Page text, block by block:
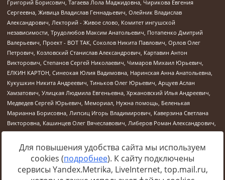
https://minjust.gov.ru/uploaded/files/reestr-
inostrannyih-agentov-22-03-2024.pdfданные на22.03.2024
Для повышения удобства сайта мы используем
cookies (подробнее). К сайту подключены
сервисы Yandex.Metrika, LiveInternet, top.mail.ru,